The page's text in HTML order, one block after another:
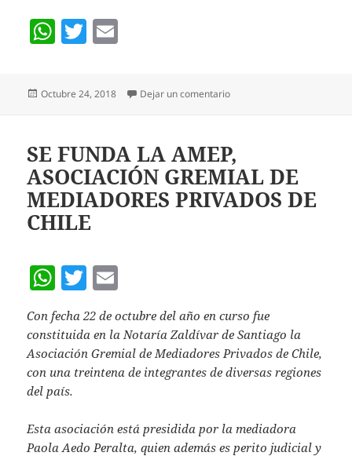
W
at
s
p
p
T
er
Publicado
Octubre 24, 2018 Dejar un comentarioen PROYECTO AULA
SE FUNDA LA AMEP,
ASOCIACIÓN GREMIAL DE
MEDIADORES PRIVADOS DE
CHILE
W
h
at
s
A
p
p
T
w
itt
er
m
ai
l
Con fecha 22 de octubre del año en curso fue
constituida en la Notaría Zaldívar de Santiago la
Asociación Gremial de Mediadores Privados de Chile,
con una treintena de integrantes de diversas regiones
del país.
Esta asociación está presidida por la mediadora
Paola Aedo Peralta, quien además es perito judicial y